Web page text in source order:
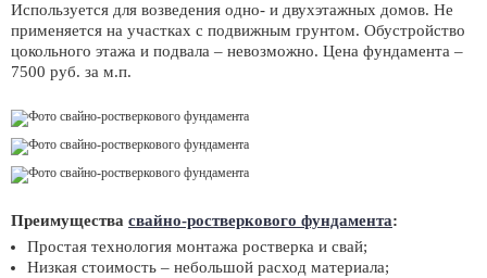
Используется для возведения одно- и двухэтажных домов. Не
применяется на участках с подвижным грунтом. Обустройство
цокольного этажа и подвала – невозможно. Цена фундамента –
7500 руб. за м.п.
Преимущества свайно-ростверкового фундамента:
Простая технология монтажа ростверка и свай;
Низкая стоимость – небольшой расход материала;